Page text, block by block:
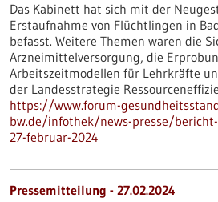
Das Kabinett hat sich mit der
Erstaufnahme von Flüchtlingen in
befasst. Weitere Themen waren die
Arzneimittelversorgung, die
Arbeitszeitmodellen für Lehrkräfte
der Landesstrategie
https://www.forum-
bw.de/infothek/news-presse/
27-februar-2024
Pressemitteilung - 27.02.2024